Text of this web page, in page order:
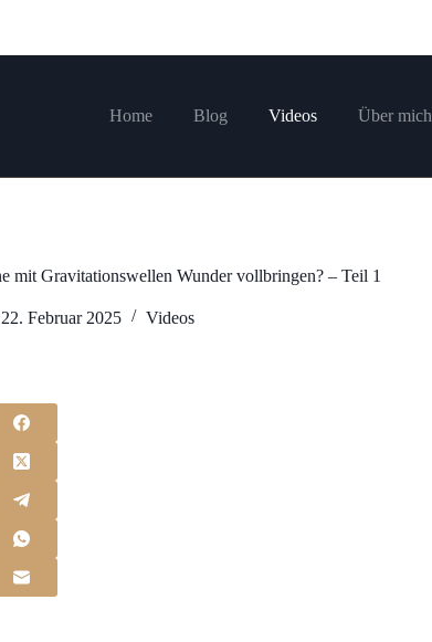
Home Blog Videos Über mich
mit Gravitationswellen Wunder vollbringen? – Teil 1
22. Februar 2025 Videos